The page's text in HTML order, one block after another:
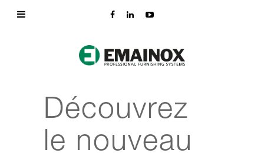
Découvrez
le nouveau